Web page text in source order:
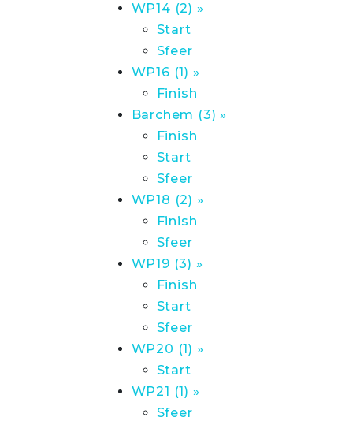
WP14 (2) »
Start
Sfeer
WP16 (1) »
Finish
Barchem (3) »
Finish
Start
Sfeer
WP18 (2) »
Finish
Sfeer
WP19 (3) »
Finish
Start
Sfeer
WP20 (1) »
Start
WP21 (1) »
Sfeer